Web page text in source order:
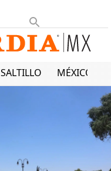
SALTILLO MÉXICO